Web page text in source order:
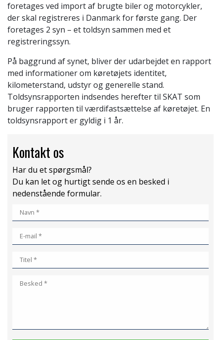
foretages ved import af brugte biler og motorcykler,
der skal registreres i Danmark for første gang. Der
foretages 2 syn – et toldsyn sammen med et
registreringssyn.
På baggrund af synet, bliver der udarbejdet en rapport
med informationer om køretøjets identitet,
kilometerstand, udstyr og generelle stand.
Toldsynsrapporten indsendes herefter til SKAT som
bruger rapporten til værdifastsættelse af køretøjet. En
toldsynsrapport er gyldig i 1 år.
Kontakt os
Har du et spørgsmål?
Du kan let og hurtigt sende os en besked i
nedenstående formular.